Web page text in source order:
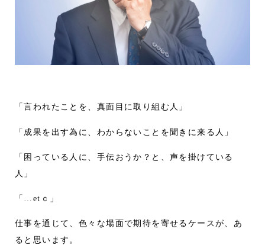
「言われたことを、真面目に取り組む人」
「成果を出す為に、わからないことを聞きに来る人」
「困っている人に、手伝おうか？と、声を掛けている
人」
「…etｃ」
仕事を通じて、色々な場面で期待を寄せるケースが、あ
ると思います。